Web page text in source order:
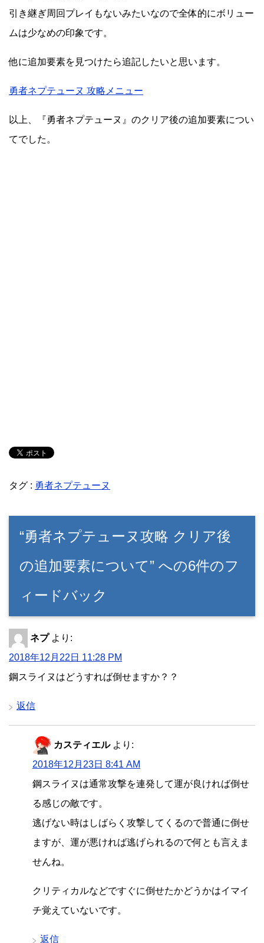
引き継ぎ周回プレイもないみたいなので全体的にボリュー
ムは少なめの印象です。
他に追加要素を見つけたら追記したいと思います。
勇者ネプテューヌ 攻略メニュー
以上、『勇者ネプテューヌ』のクリア後の追加要素につい
てでした。
タグ : 勇者ネプテューヌ
“勇者ネプテューヌ攻略 クリア後
の追加要素について” への6件のフ
ィードバック
ネプ より:
2018年12月22日 11:28 PM
鋼スライヌはどうすれば倒せますか？？
返信
カスティエル より:
2018年12月23日 8:41 AM
鋼スライヌは通常攻撃を連発して運が良ければ倒せ
る感じの敵です。
逃げない時はしばらく攻撃してくるので普通に倒せ
ますが、運が悪ければ逃げられるので何とも言えま
せんね。
クリティカルなどですぐに倒せたかどうかはイマイ
チ覚えていないです。
返信